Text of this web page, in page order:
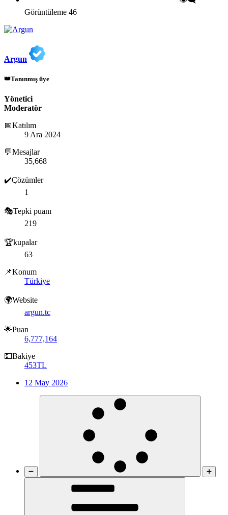
Görüntüleme 46
Argun
👑Tanınmış üye
Yönetici
Moderatör
📅Katılım
9 Ara 2024
💬Mesajlar
35,668
✔️Çözümler
1
🎭Tepki puanı
219
🏆kupalar
63
📌Konum
Türkiye
🌍Website
argun.tc
🌟Puan
6,777,164
💵Bakiye
453TL
12 May 2026
➖ ➕